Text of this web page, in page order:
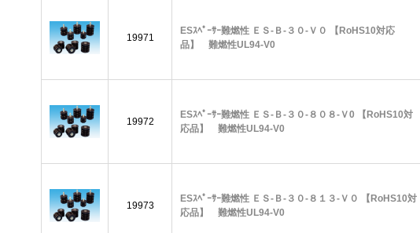
19971
ESｽﾍﾟｰｻｰ難燃性 ＥＳ-Ｂ-３０-Ｖ０ 【RoHS10対応
品】 難燃性UL94-V0
19972
ESｽﾍﾟｰｻｰ難燃性 ＥＳ-Ｂ-３０-８０８-Ｖ0 【RoHS10対
応品】 難燃性UL94-V0
19973
ESｽﾍﾟｰｻｰ難燃性 ＥＳ-Ｂ-３０-８１３-Ｖ０ 【RoHS10対
応品】 難燃性UL94-V0